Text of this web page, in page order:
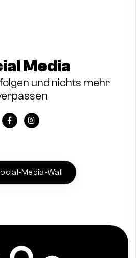
Media
und nichts mehr
Media-Wall